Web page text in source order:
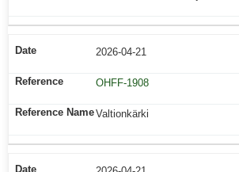
2026-04-21
OHFF-1908
Valtionkärki